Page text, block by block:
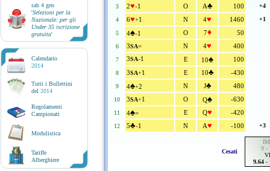
sab 4 gen
'Selezioni per la
Nazionale: per gli
Under 35 iscrizione
gratuita'
Calendario
2014
Tutti i Bollettini
del 2014
Regolamenti
Campionati
Modulistica
Tariffe
Alberghiere
3 2♥-1 O A♣ 100 +4
4 6♥+1 N 4♥ 1460 +1
5 4♠-1 O 7♦ 50
6 3SA= N 4♥ 400
7 3SA-1 E 10♠ 100
8 3SA+1 E 10♣ -430
9 4♠+2 N J♣ 480
10 3SA+1 O Q♠ -630
11 4♠= E Q♥ -420
12 5♣-1 N A♥ -100 +3
Cesati
9 -
9.64 -